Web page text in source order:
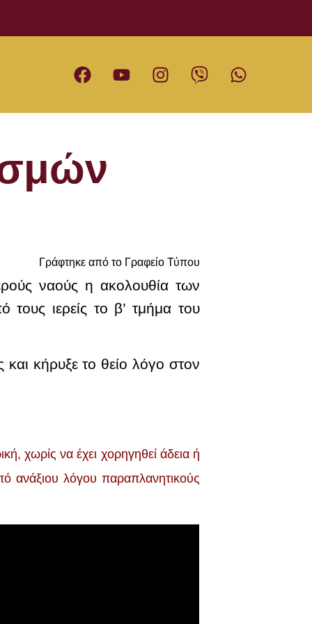
Γράφτηκε από το Γραφείο Τύπου
ναούς η ακολουθία των
ιερείς το β’ τμήμα του
κήρυξε το θείο λόγο στον
χωρίς να έχει χορηγηθεί άδεια ή
ανάξιoυ λόγου παραπλανητικούς